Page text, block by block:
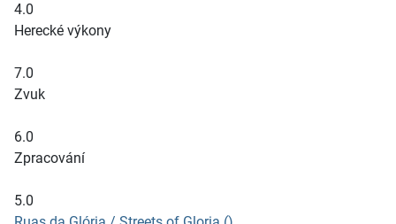
4.0
Herecké výkony
7.0
Zvuk
6.0
Zpracování
5.0